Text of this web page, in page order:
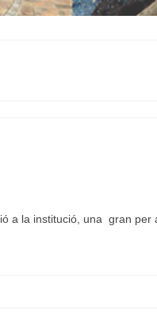
a la institució, una gran